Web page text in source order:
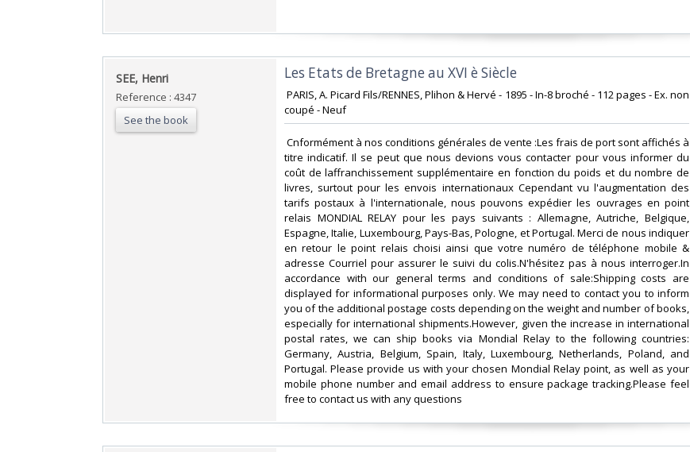
‎SEE, Henri ‎
Reference : 4347
See the book
‎Les Etats de Bretagne au XVI è Siècle‎
‎ PARIS, A. Picard Fils/RENNES, Plihon & Hervé - 1895 - In-8 broché - 112 pages - Ex. non
coupé - Neuf‎
‎ Cnformément à nos conditions générales de vente :Les frais de port sont affichés à
titre indicatif. Il se peut que nous devions vous contacter pour vous informer du
coût de laffranchissement supplémentaire en fonction du poids et du nombre de
livres, surtout pour les envois internationaux Cependant vu l'augmentation des
tarifs postaux à l'internationale, nous pouvons expédier les ouvrages en point
relais MONDIAL RELAY pour les pays suivants : Allemagne, Autriche, Belgique,
Espagne, Italie, Luxembourg, Pays-Bas, Pologne, et Portugal. Merci de nous indiquer
en retour le point relais choisi ainsi que votre numéro de téléphone mobile &
adresse Courriel pour assurer le suivi du colis.N'hésitez pas à nous interroger.In
accordance with our general terms and conditions of sale:Shipping costs are
displayed for informational purposes only. We may need to contact you to inform
you of the additional postage costs depending on the weight and number of books,
especially for international shipments.However, given the increase in international
postal rates, we can ship books via Mondial Relay to the following countries:
Germany, Austria, Belgium, Spain, Italy, Luxembourg, Netherlands, Poland, and
Portugal. Please provide us with your chosen Mondial Relay point, as well as your
mobile phone number and email address to ensure package tracking.Please feel
free to contact us with any questions‎